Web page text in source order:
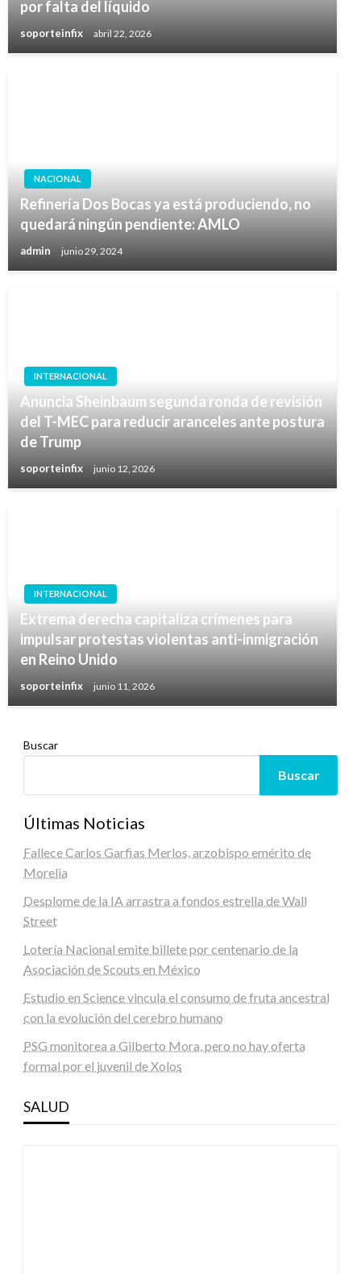
por falta del líquido
soporteinfix abril 22, 2026
NACIONAL
Refinería Dos Bocas ya está produciendo, no
quedará ningún pendiente: AMLO
admin junio 29, 2024
INTERNACIONAL
Anuncia Sheinbaum segunda ronda de revisión
del T-MEC para reducir aranceles ante postura
de Trump
soporteinfix junio 12, 2026
INTERNACIONAL
Extrema derecha capitaliza crímenes para
impulsar protestas violentas anti-inmigración
en Reino Unido
soporteinfix junio 11, 2026
Buscar
Buscar
Últimas Noticias
Fallece Carlos Garfias Merlos, arzobispo emérito de
Morelia
Desplome de la IA arrastra a fondos estrella de Wall
Street
Lotería Nacional emite billete por centenario de la
Asociación de Scouts en México
Estudio en Science vincula el consumo de fruta ancestral
con la evolución del cerebro humano
PSG monitorea a Gilberto Mora, pero no hay oferta
formal por el juvenil de Xolos
SALUD